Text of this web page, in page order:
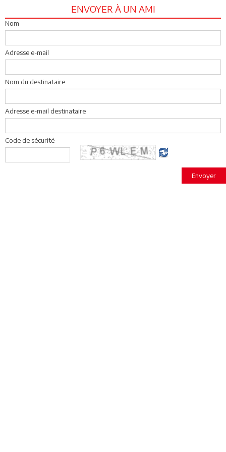
ENVOYER À UN AMI
Nom
Adresse e-mail
Nom du destinataire
Adresse e-mail destinataire
Code de sécurité
Envoyer